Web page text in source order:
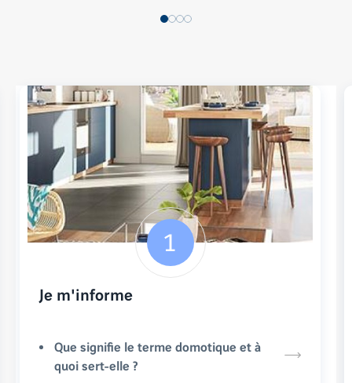
Je m'informe
Que signifie le terme domotique et à
quoi sert-elle ?